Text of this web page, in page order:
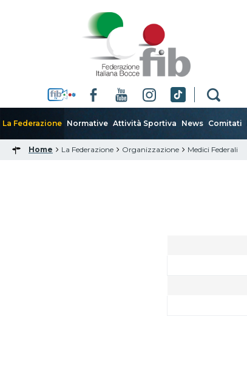
La Federazione Normative Attività Sportiva News Comitati
Home La Federazione Organizzazione Medici Federali